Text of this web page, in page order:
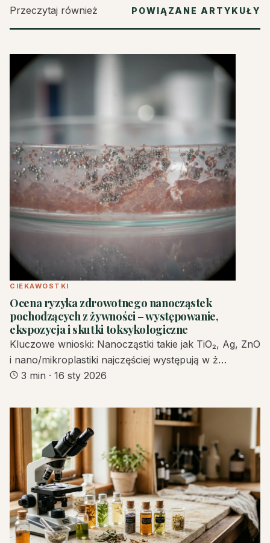
Przeczytaj również POWIĄZANE ARTYKUŁY
CIEKAWOSTKI
Ocena ryzyka zdrowotnego nanocząstek
pochodzących z żywności – występowanie,
ekspozycja i skutki toksykologiczne
Kluczowe wnioski: Nanocząstki takie jak TiO₂, Ag, ZnO
i nano/mikroplastiki najczęściej występują w ż…
3 min · 16 sty 2026